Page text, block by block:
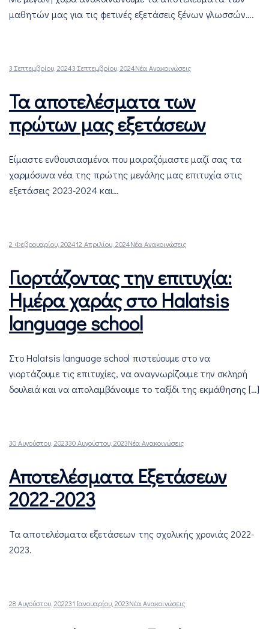
μαθητών μας για τις φετινές εξετάσεις ξένων γλωσσών….
3 Σεπτεμβρίου, 20243 Σεπτεμβρίου, 2024Νέα Ανακοινώσεις
Τα αποτελέσματα των
πρώτων μας εξετάσεων
Είμαστε ενθουσιασμένοι που μοιραζόμαστε μαζί σας τα
χαρμόσυνα νέα της πρώτης μεγάλης μας επιτυχία στις
εξετάσεις 2023-2024 και…
2 Φεβρουαρίου, 202412 Απριλίου, 2024Νέα Ανακοινώσεις
Γιορτάζοντας την επιτυχία:
Ημέρα χαράς στο Halatsis
language school
Στο Halatsis language school πιστεύουμε στο να
γιορτάζουμε τις επιτυχίες, να αναγνωρίζουμε την σκληρή
δουλειά και να απολαμβάνουμε το ταξίδι της εκμάθησης […]
30 Αυγούστου, 202330 Αυγούστου, 2023Νέα Ανακοινώσεις
Αποτελέσματα Εξετάσεων
2022-2023
Τα αποτελέσματα εξετάσεων της σχολικής χρονιάς 2022-
2023.
28 Αυγούστου, 202231 Ιανουαρίου, 2023Νέα Ανακοινώσεις